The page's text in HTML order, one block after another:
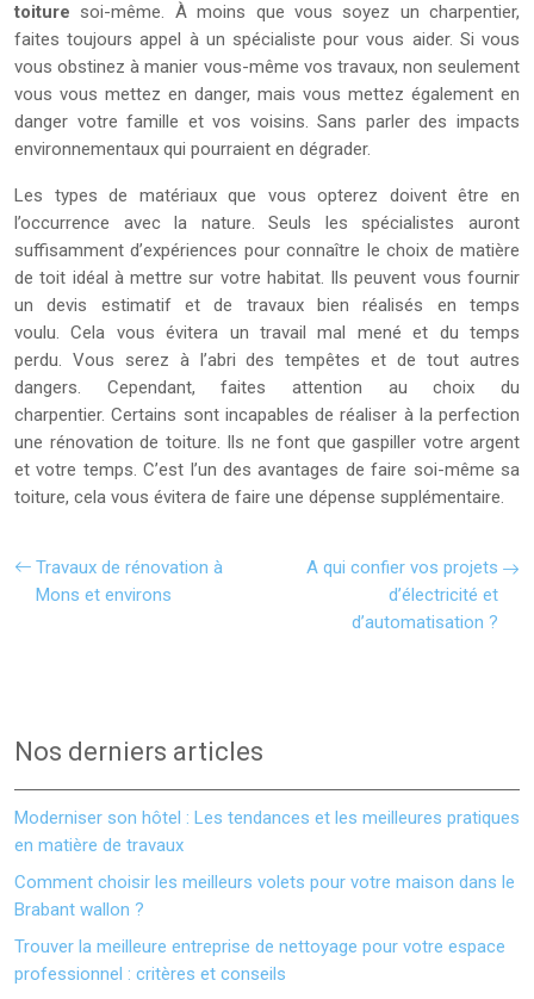
toiture soi-même. À moins que vous soyez un charpentier,
faites toujours appel à un spécialiste pour vous aider. Si vous
vous obstinez à manier vous-même vos travaux, non seulement
vous vous mettez en danger, mais vous mettez également en
danger votre famille et vos voisins. Sans parler des impacts
environnementaux qui pourraient en dégrader.
Les types de matériaux que vous opterez doivent être en
l’occurrence avec la nature. Seuls les spécialistes auront
suffisamment d’expériences pour connaître le choix de matière
de toit idéal à mettre sur votre habitat. Ils peuvent vous fournir
un devis estimatif et de travaux bien réalisés en temps
voulu. Cela vous évitera un travail mal mené et du temps
perdu. Vous serez à l’abri des tempêtes et de tout autres
dangers. Cependant, faites attention au choix du
charpentier. Certains sont incapables de réaliser à la perfection
une rénovation de toiture. Ils ne font que gaspiller votre argent
et votre temps. C’est l’un des avantages de faire soi-même sa
toiture, cela vous évitera de faire une dépense supplémentaire.
Travaux de rénovation à
Mons et environs
A qui confier vos projets
d’électricité et
d’automatisation ?
Nos derniers articles
Moderniser son hôtel : Les tendances et les meilleures pratiques
en matière de travaux
Comment choisir les meilleurs volets pour votre maison dans le
Brabant wallon ?
Trouver la meilleure entreprise de nettoyage pour votre espace
professionnel : critères et conseils